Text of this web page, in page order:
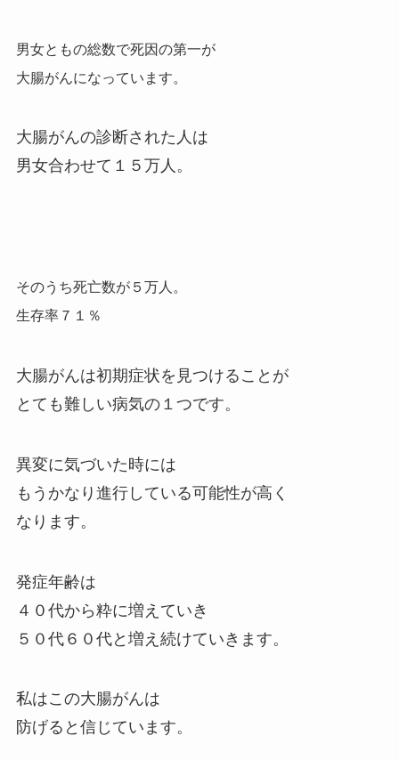
男女ともの総数で死因の第一が
大腸がんになっています。
大腸がんの診断された人は
男女合わせて１５万人。
そのうち死亡数が５万人。
生存率７１％
大腸がんは初期症状を見つけることが
とても難しい病気の１つです。
異変に気づいた時には
もうかなり進行している可能性が高く
なります。
発症年齢は
４０代から粋に増えていき
５０代６０代と増え続けていきます。
私はこの大腸がんは
防げると信じています。